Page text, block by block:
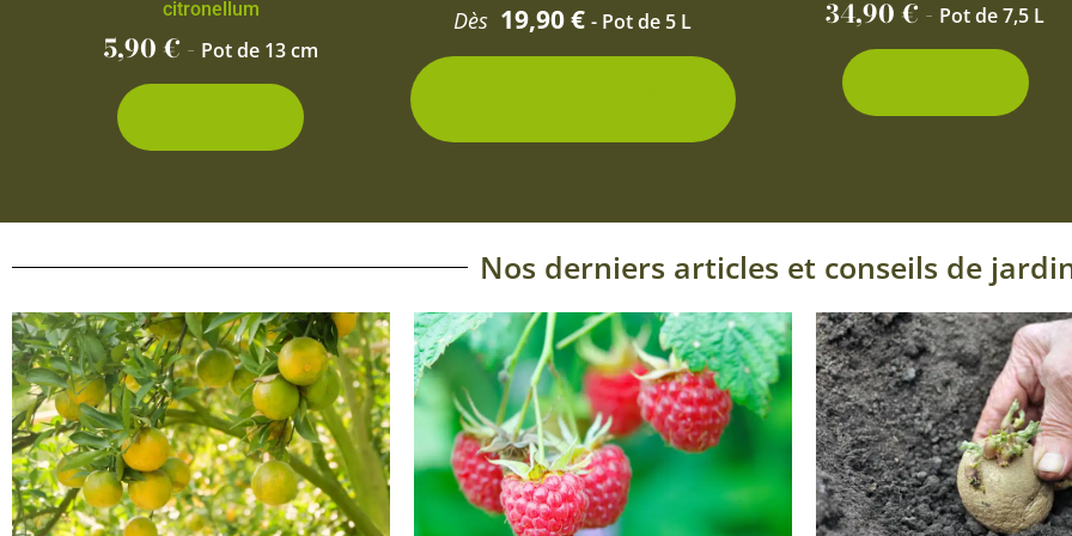
citronellum
5,90€ - Pot de 13 cm
Dès 19,90€ - Pot de 5 L 34,90€ - Pot de 7,5 L
Nos derniers articles et conseils de